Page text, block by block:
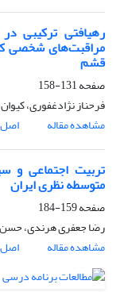
رهیافتی ترکیبی
مراقبت‌های شخصی
قشم
صفحه131-158
فرحناز نژادغفوری،
مشاهده مقاله
اصل
متوسطه نظری ایران
صفحه159-184
رضا جعفری هرندی،
مشاهده مقاله
اصل